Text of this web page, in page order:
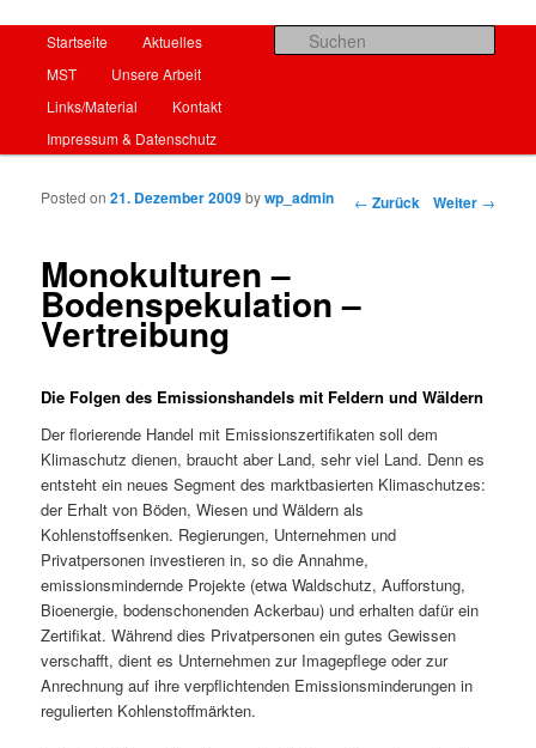
Startseite
HauptmenüZum Inhalt wechseln
Zum sekundären Inhalt wechseln
Startseite
Aktuelles
MST
Unsere Arbeit
Links/Material
Kontakt
Impressum & Datenschutz
Beitrags-Navigation
← Zurück Weiter →
Monokulturen –
Bodenspekulation –
Vertreibung
Posted on21. Dezember 2009bywp_admin
Die Folgen des Emissionshandels mit Feldern und Wäldern
Der florierende Handel mit Emissionszertifikaten soll dem
Klimaschutz dienen, braucht aber Land, sehr viel Land. Denn es
entsteht ein neues Segment des marktbasierten Klimaschutzes:
der Erhalt von Böden, Wiesen und Wäldern als
Kohlenstoffsenken. Regierungen, Unternehmen und
Privatpersonen investieren in, so die Annahme,
emissionsmindernde Projekte (etwa Waldschutz, Aufforstung,
Bioenergie, bodenschonenden Ackerbau) und erhalten dafür ein
Zertifikat. Während dies Privatpersonen ein gutes Gewissen
verschafft, dient es Unternehmen zur Imagepflege oder zur
Anrechnung auf ihre verpflichtenden Emissionsminderungen in
regulierten Kohlenstoffmärkten.